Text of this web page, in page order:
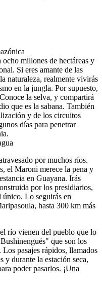
ocho millones de hectáreas y
Si eres amante de las
naturaleza, realmente vivirás
en la jungla. Por supuesto,
la selva, y compartirá
que es la sabana. También
y de los circuitos
días para penetrar
por muchos ríos.
el Maroni merece la pena y
en Guayana. Irás
por los presidiarios,
único. Lo seguirás en
hasta 300 km más
río vienen del pueblo que lo
que son los
pasajes rápidos, llamados
y durante la estación seca,
poder pasarlos. ¡Una